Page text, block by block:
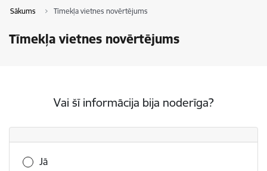
Sākums Tīmekļa vietnes novērtējums
Tīmekļa vietnes novērtējums
Vai šī informācija bija noderīga?
Vai šī informācija bija noderīga?
Jā